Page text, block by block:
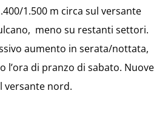
1.500 m circa sul versante
meno su restanti settori.
aumento in serata/nottata,
l’ora di pranzo di sabato. Nuove
versante nord.